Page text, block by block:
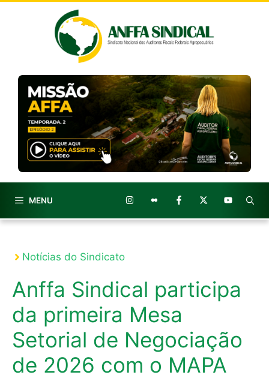
MENU
Notícias do Sindicato
Anffa Sindical participa
da primeira Mesa
Setorial de Negociação
de 2026 com o MAPA